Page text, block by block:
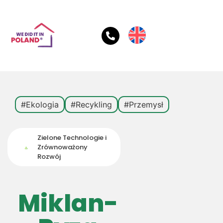
#Ekologia #Recykling #Przemysł
Zielone Technologie i
Zrównoważony
Rozwój
Miklan-